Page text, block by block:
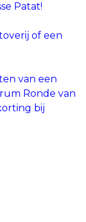
Patat!
of een
van een
Ronde van
bij